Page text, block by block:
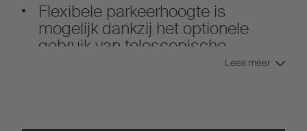
Flexibele parkeerhoogte is
mogelijk dankzij het optionele
gebruik van telescopische
Lees meer